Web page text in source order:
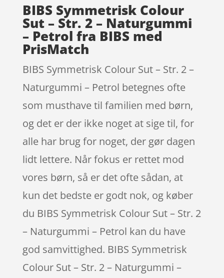
BIBS Symmetrisk Colour
Sut – Str. 2 – Naturgummi
– Petrol fra BIBS med
PrisMatch
BIBS Symmetrisk Colour Sut – Str. 2 –
Naturgummi – Petrol betegnes ofte
som musthave til familien med børn,
og det er der ikke noget at sige til, for
alle har brug for noget, der gør dagen
lidt lettere. Når fokus er rettet mod
vores børn, så er det ofte sådan, at
kun det bedste er godt nok, og køber
du BIBS Symmetrisk Colour Sut – Str. 2
– Naturgummi – Petrol kan du have
god samvittighed. BIBS Symmetrisk
Colour Sut – Str. 2 – Naturgummi –